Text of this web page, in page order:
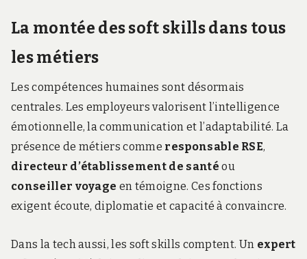
La montée des soft skills dans tous
les métiers
Les compétences humaines sont désormais
centrales. Les employeurs valorisent l’intelligence
émotionnelle, la communication et l’adaptabilité. La
présence de métiers comme responsable RSE,
directeur d’établissement de santé ou
conseiller voyage en témoigne. Ces fonctions
exigent écoute, diplomatie et capacité à convaincre.
Dans la tech aussi, les soft skills comptent. Un expert